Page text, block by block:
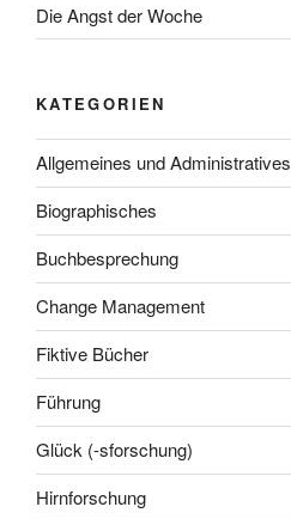
Die Angst der Woche
KATEGORIEN
Allgemeines und Administratives
Biographisches
Buchbesprechung
Change Management
Fiktive Bücher
Führung
Glück (-sforschung)
Hirnforschung